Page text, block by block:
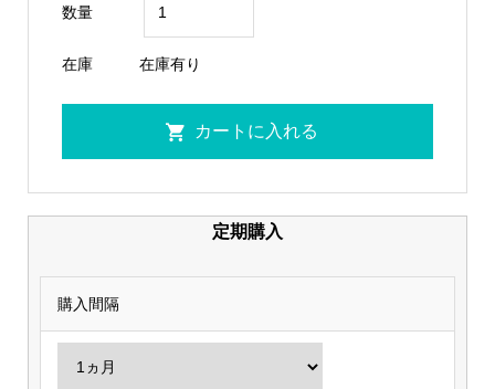
数量
在庫 在庫有り
定期購入
購入間隔